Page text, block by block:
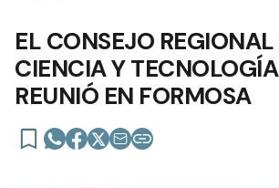
EL CONSEJO
CIENCIA Y
REUNIÓ EN FORMOSA